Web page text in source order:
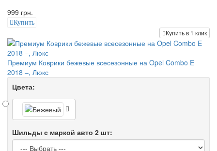
999 грн.
Купить
Купить в 1 клик
Премиум Коврики бежевые всесезонные на Opel Combo E
2018 –, Люкс
Цвета:
Шильды с маркой авто 2 шт: